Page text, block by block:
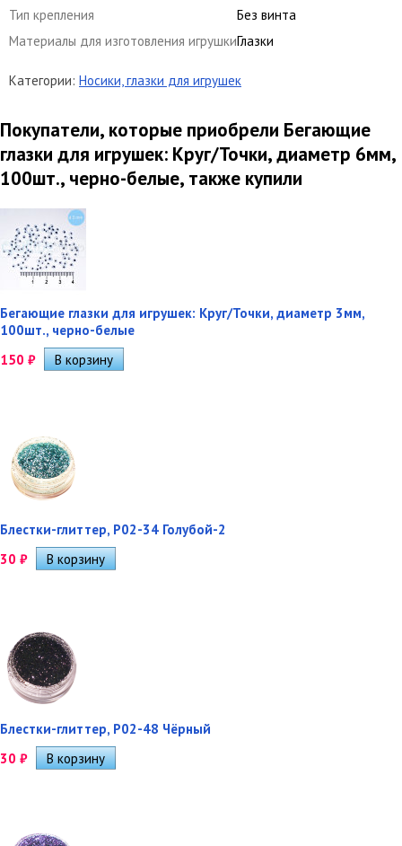
Тип крепления
Без винта
Материалы для изготовления игрушкиГлазки
Категории: Носики, глазки для игрушек
Покупатели, которые приобрели Бегающие
глазки для игрушек: Круг/Точки, диаметр 6мм,
100шт., черно-белые, также купили
Бегающие глазки для игрушек: Круг/Точки, диаметр 3мм,
100шт., черно-белые
150 ₽
Блестки-глиттер, Р02-34 Голубой-2
30 ₽
Блестки-глиттер, Р02-48 Чёрный
30 ₽